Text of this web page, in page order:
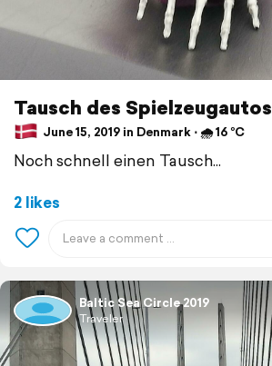
Tausch des Spielzeugautos
June 15, 2019 in Denmark ⋅ 🌧 16 °C
Noch schnell einen Tausch...
2 likes
Baltic Sea Circle 2019
Traveler